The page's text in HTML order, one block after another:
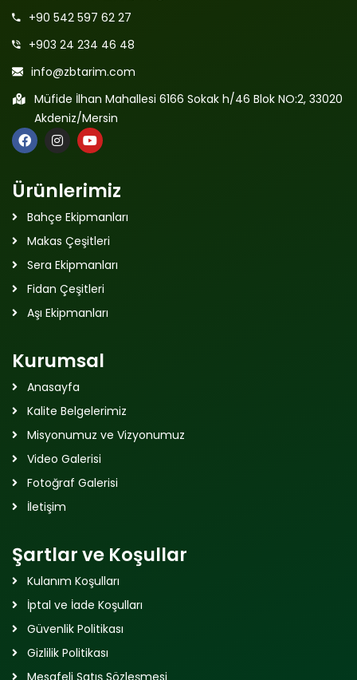
+90 542 597 62 27
+903 24 234 46 48
info@zbtarim.com
Müfide İlhan Mahallesi 6166 Sokak h/46 Blok NO:2, 33020
Akdeniz/Mersin
Ürünlerimiz
Bahçe Ekipmanları
Makas Çeşitleri
Sera Ekipmanları
Fidan Çeşitleri
Aşı Ekipmanları
Kurumsal
Anasayfa
Kalite Belgelerimiz
Misyonumuz ve Vizyonumuz
Video Galerisi
Fotoğraf Galerisi
İletişim
Şartlar ve Koşullar
Kulanım Koşulları
İptal ve İade Koşulları
Güvenlik Politikası
Gizlilik Politikası
Mesafeli Satış Sözleşmesi